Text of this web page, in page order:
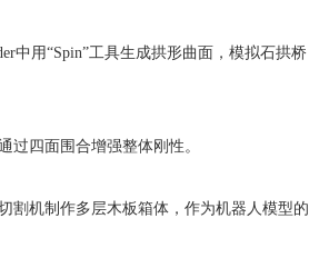
用“Spin”工具生成拱形曲面，模拟石拱桥
四面围合增强整体刚性。
机制作多层木板箱体，作为机器人模型的